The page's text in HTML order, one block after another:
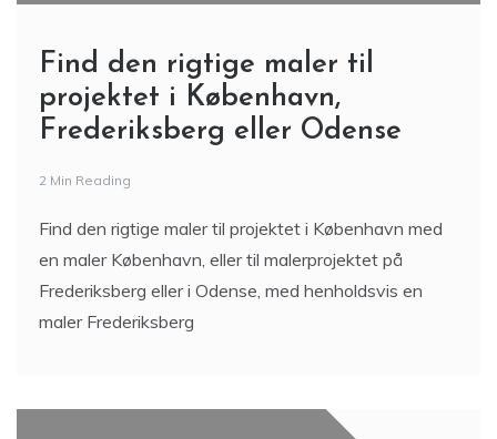
Find den rigtige maler til
projektet i København,
Frederiksberg eller Odense
2 Min Reading
Find den rigtige maler til projektet i København med
en maler København, eller til malerprojektet på
Frederiksberg eller i Odense, med henholdsvis en
maler Frederiksberg